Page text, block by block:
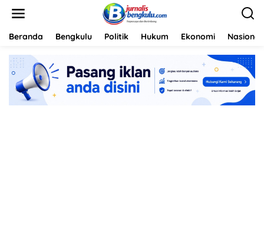
Beranda Bengkulu Politik Hukum Ekonomi Nasional